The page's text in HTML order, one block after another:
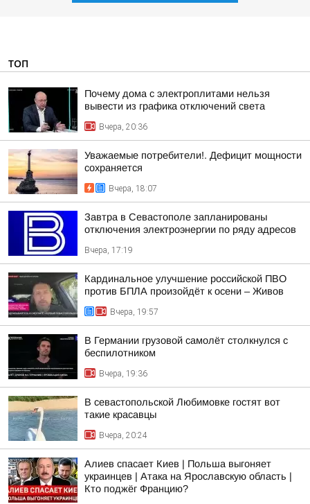
ТОП
Почему дома с электроплитами нельзя
вывести из графика отключений света
Вчера, 20:36
Уважаемые потребители!. Дефицит мощности
сохраняется
Вчера, 18:07
Завтра в Севастополе запланированы
отключения электроэнергии по ряду адресов
Вчера, 17:19
Кардинальное улучшение российской ПВО
против БПЛА произойдёт к осени – Живов
Вчера, 19:57
В Германии грузовой самолёт столкнулся с
беспилотником
Вчера, 19:36
В севастопольской Любимовке гостят вот
такие красавцы
Вчера, 20:24
Алиев спасает Киев | Польша выгоняет
украинцев | Атака на Ярославскую область |
Кто поджёг Францию?